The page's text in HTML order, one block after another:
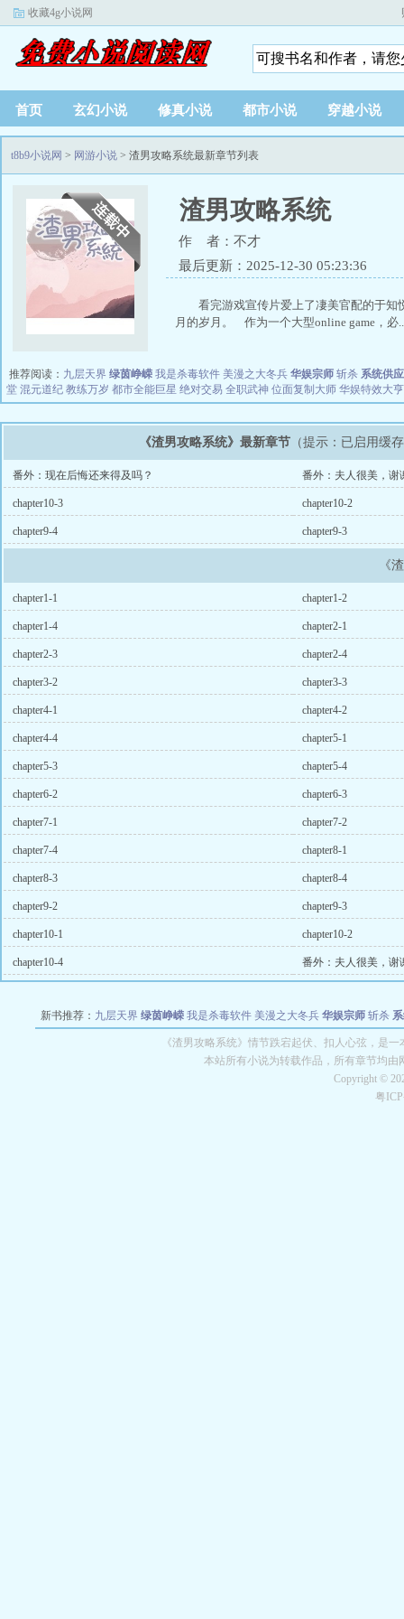
收藏4g小说网
首页 玄幻小说 修真小说 都市小说 穿越小说
t8b9小说网 > 网游小说 > 渣男攻略系统最新章节列表
渣男攻略系统
作 者：不才
最后更新：2025-12-30 05:23:36
看完游戏宣传片爱上了凄美官配的于
月的岁月。 作为一个大型online game，必
推荐阅读： 九层天界 绿茵峥嵘 我是杀毒软件 美漫之大冬兵 华娱宗师 斩杀 系统供
堂 混元道纪 教练万岁 都市全能巨星 绝对交易 全职武神 位面复制大师 华娱特效大亨
《渣男攻略系统》最新章节 （提示：已启用缓
番外：现在后悔还来得及吗？ 番外：夫人很美，谢
chapter10-3 chapter10-2
chapter9-4 chapter9-3
《
chapter1-1 chapter1-2
chapter1-4 chapter2-1
chapter2-3 chapter2-4
chapter3-2 chapter3-3
chapter4-1 chapter4-2
chapter4-4 chapter5-1
chapter5-3 chapter5-4
chapter6-2 chapter6-3
chapter7-1 chapter7-2
chapter7-4 chapter8-1
chapter8-3 chapter8-4
chapter9-2 chapter9-3
chapter10-1 chapter10-2
chapter10-4 番外：夫人很美，谢
新书推荐： 九层天界 绿茵峥嵘 我是杀毒软件 美漫之大冬兵 华娱宗师 斩杀
教练万岁 都市全能巨星 绝对交易 全职武神 位面复
《渣男攻略系统》情节跌宕起伏、扣人心弦，是
本站所有小说为转载作品，所有章节均
Copyright ©
粤